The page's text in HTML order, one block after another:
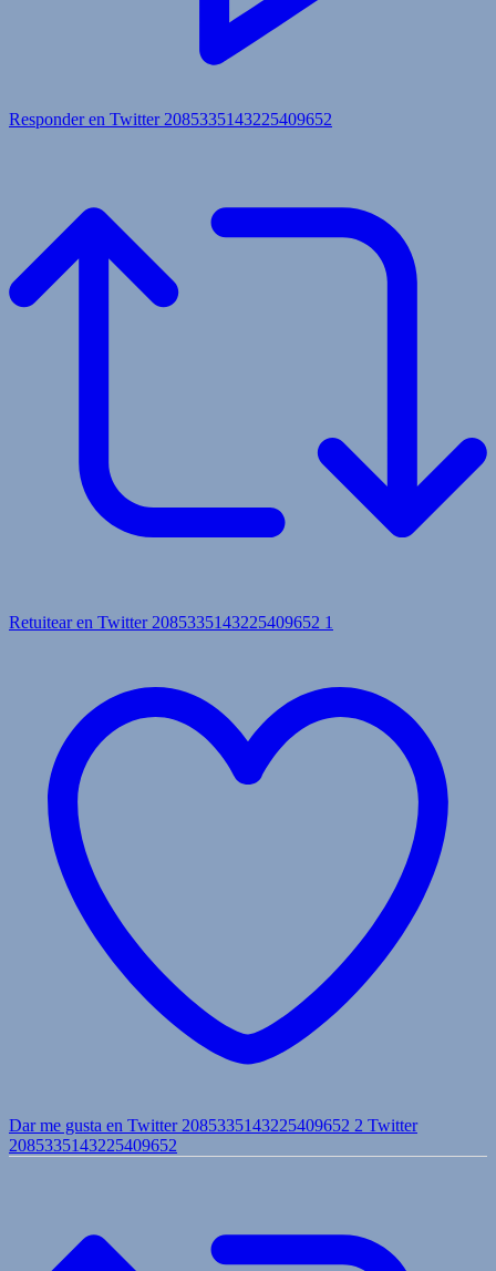
Responder en Twitter 2085335143225409652
Retuitear en Twitter 2085335143225409652 1
Dar me gusta en Twitter 2085335143225409652 2 Twitter
2085335143225409652